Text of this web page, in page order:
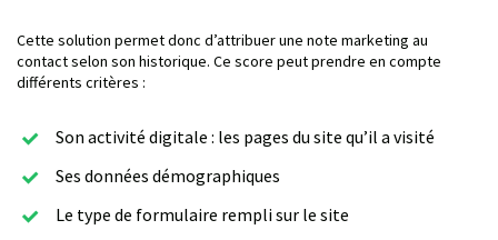
Cette solution permet donc d’attribuer une note marketing au
contact selon son historique. Ce score peut prendre en compte
différents critères :
Son activité digitale : les pages du site qu’il a visité
Ses données démographiques
Le type de formulaire rempli sur le site